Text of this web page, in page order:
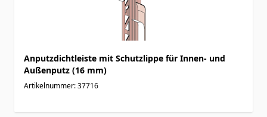
Anputzdichtleiste mit Schutzlippe für Innen- und
Außenputz (16 mm)
Artikelnummer: 37716